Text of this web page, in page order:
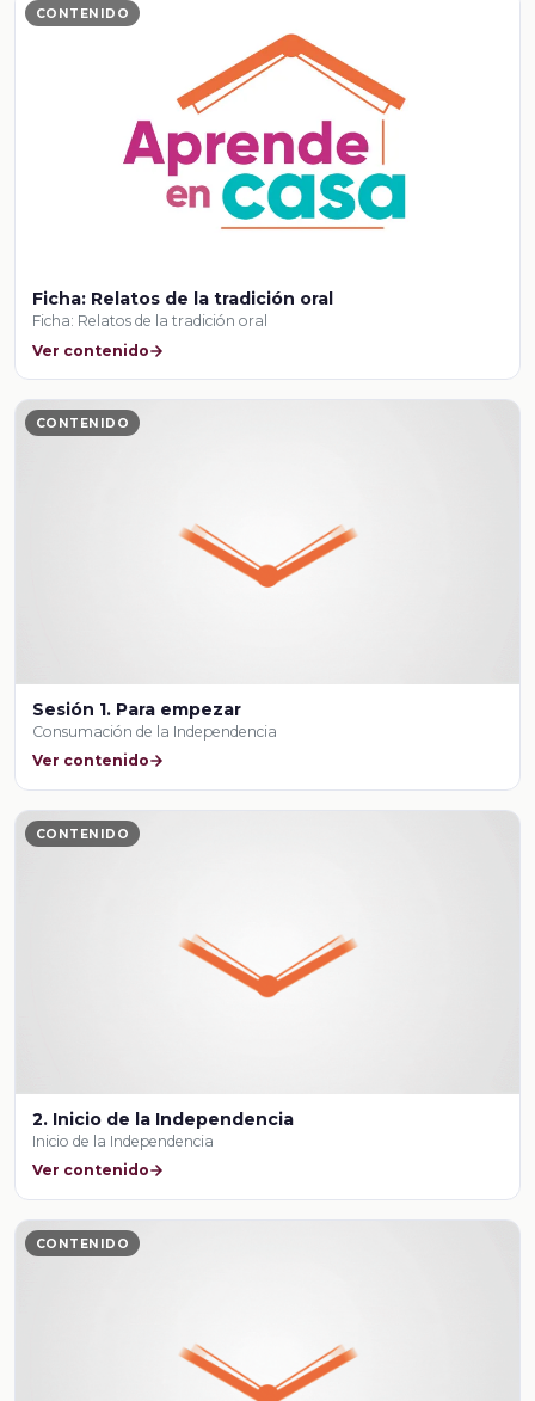
CONTENIDO
Ficha: Relatos de la tradición oral
Ficha: Relatos de la tradición oral
Ver contenido
CONTENIDO
Sesión 1. Para empezar
Consumación de la Independencia
Ver contenido
CONTENIDO
2. Inicio de la Independencia
Inicio de la Independencia
Ver contenido
CONTENIDO